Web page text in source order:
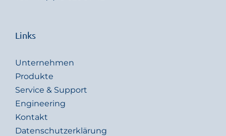
Links
Unternehmen
Produkte
Service & Support
Engineering
Kontakt
Datenschutzerklärung